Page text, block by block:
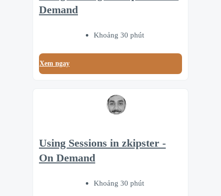
Demand
Khoảng 30 phút
Xem ngay
Using Sessions in zkipster -
On Demand
Khoảng 30 phút